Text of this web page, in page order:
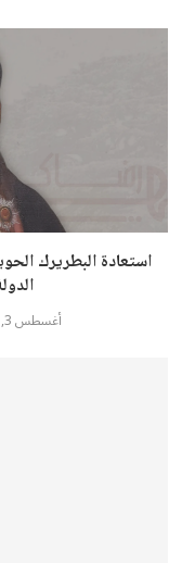
استعادة البطريرك
أغسطس 3, 2026